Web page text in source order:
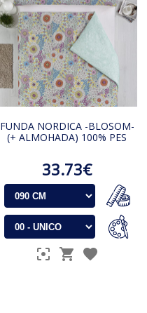
FUNDA NORDICA -BLOSOM-
(+ ALMOHADA) 100% PES
33.73€